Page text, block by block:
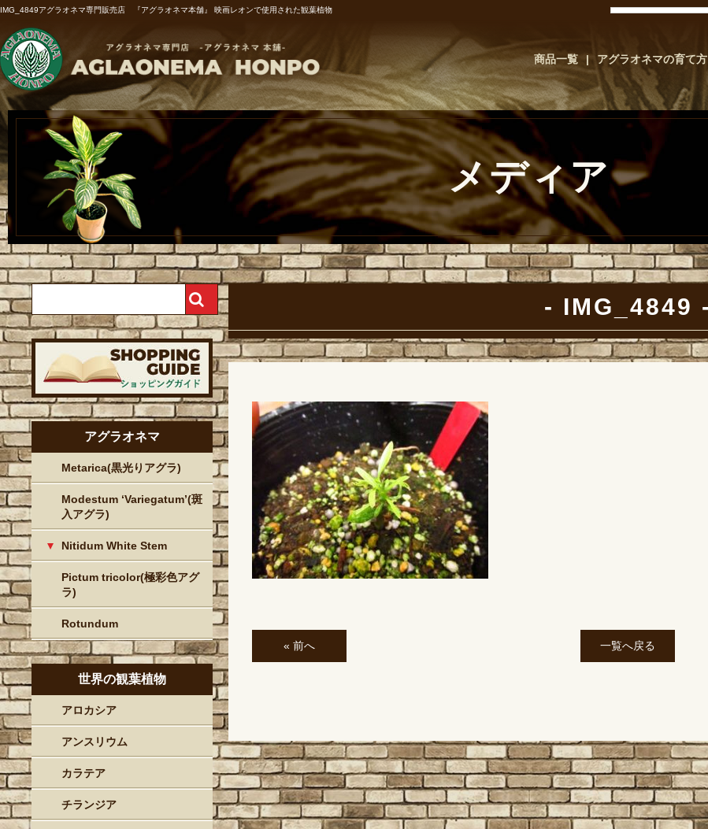
IMG_4849アグラオネマ専門販売店 『アグラオネマ本舗』 映画レオンで使用された観葉植物
商品一覧 アグラオネマの育て方
メディア
IMG_4849
« 前へ 一覧へ戻る
アグラオネマ
Metarica(黒光りアグラ)
Modestum ‘Variegatum’(斑
入アグラ)
Nitidum White Stem
Pictum tricolor(極彩色アグ
ラ)
Rotundum
世界の観葉植物
アロカシア
アンスリウム
カラテア
チランジア